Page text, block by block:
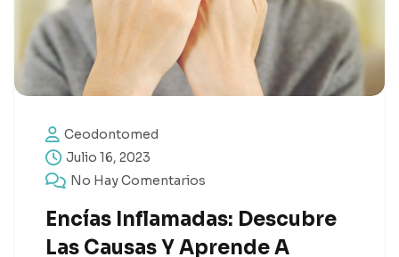
Ceodontomed
Julio 16, 2023
No Hay Comentarios
Encías Inflamadas: Descubre
Las Causas Y Aprende A